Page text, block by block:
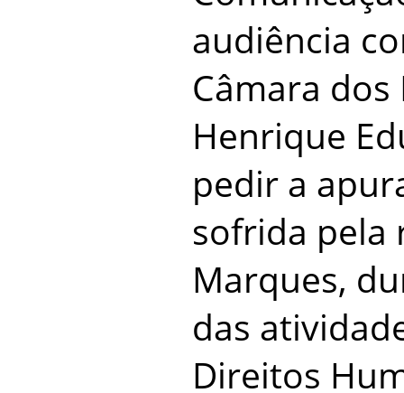
audiência
Câmara
Henrique
pedir a
sofrida pela
Marques,
das
Direitos